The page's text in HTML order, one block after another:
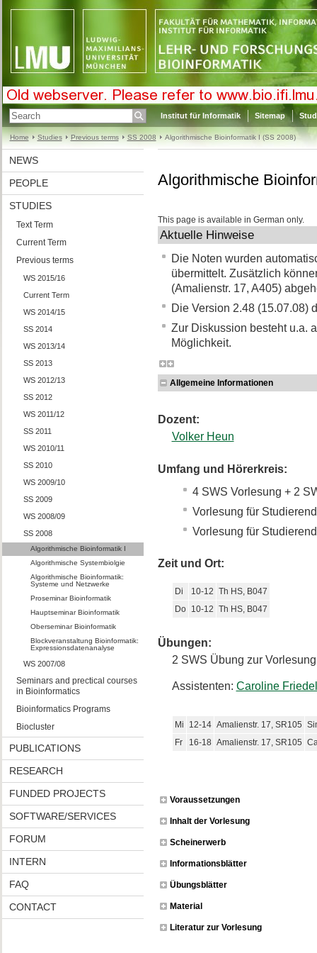
Institut für Informatik Sitemap
Home Studies Previous terms SS 2008 Algorithmische Bioinformatik I (SS 2008)
NEWS
PEOPLE
STUDIES
Text Term
Current Term
Previous terms
WS 2015/16
Current Term
WS 2014/15
SS 2014
WS 2013/14
SS 2013
WS 2012/13
SS 2012
WS 2011/12
SS 2011
WS 2010/11
SS 2010
WS 2009/10
SS 2009
WS 2008/09
SS 2008
Algorithmische Bioinformatik I
Algorithmische Systembiolgie
Algorithmische Bioinformatik:
Systeme und Netzwerke
Proseminar Bioinformatik
Hauptseminar Bioinformatik
Oberseminar Bioinformatik
Blockveranstaltung Bioinformatik:
Expressionsdatenanalyse
WS 2007/08
Seminars and prectical courses
in Bioinformatics
Bioinformatics Programs
Biocluster
PUBLICATIONS
RESEARCH
FUNDED PROJECTS
SOFTWARE/SERVICES
FORUM
INTERN
FAQ
CONTACT
Algorithmische
This page is available in German only.
Aktuelle Hinweise
Die Noten wurden
übermittelt. Zusätzlich
(Amalienstr. 17, A405)
Die Version 2.48 (15.07.08)
Zur Diskussion besteht u.a.
Möglichkeit.
Allgemeine Informationen
Dozent:
Volker Heun
Umfang und Hörerkreis:
4 SWS Vorlesung + 2
Vorlesung für
Vorlesung für
Zeit und Ort:
Di 10-12 Th HS, B047
Do
10-12 Th HS, B047
Übungen:
2 SWS Übung zur Vorlesung
Assistenten: Caroline Friedel
Mi 12-14 Amalienstr. 17, SR105
Fr
16-18 Amalienstr. 17, SR105
Voraussetzungen
Inhalt der Vorlesung
Scheinerwerb
Informationsblätter
Übungsblätter
Material
Literatur zur Vorlesung